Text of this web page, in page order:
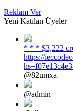
Reklam Ver
Yeni Katılan Üyeler
* * * $3,222
https://
@82umxa
@admin